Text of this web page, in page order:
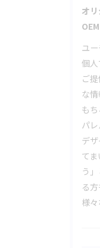
オ
ユ
個
ご
な
も
パ
デ
て
う
る
様